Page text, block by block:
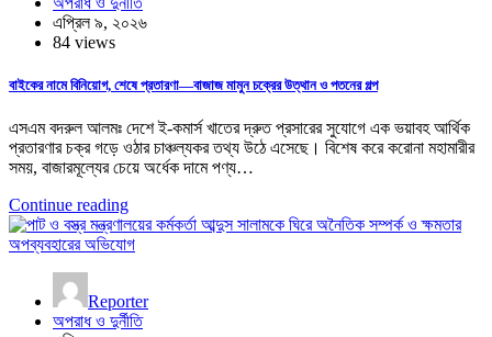
এপ্রিল ৯, ২০২৬
84 views
বাইকের নামে বিনিয়োগ, শেষে প্রতারণা—বাজাজ মামুন চক্রের উত্থান ও পতনের গল্প
এসএম বদরুল আলমঃ দেশে ই-কমার্স খাতের দ্রুত প্রসারের সুযোগে এক ভয়াবহ আর্থিক
প্রতারণার চক্র গড়ে ওঠার চাঞ্চল্যকর তথ্য উঠে এসেছে। বিশেষ করে করোনা মহামারীর
সময়, বাজারমূল্যের চেয়ে অর্ধেক দামে পণ্য…
Continue reading
Reporter
অপরাধ ও দুর্নীতি